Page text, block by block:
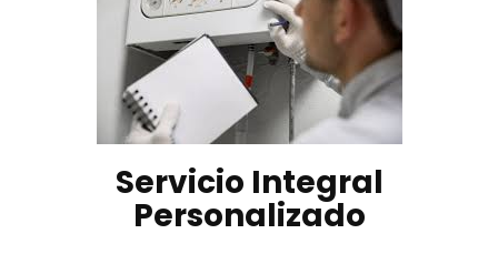
Servicio Integral
Personalizado